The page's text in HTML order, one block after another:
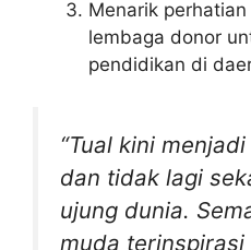
Menarik
lembaga donor
pendidikan di
“Tual kini
dan tidak lagi
ujung dunia.
muda